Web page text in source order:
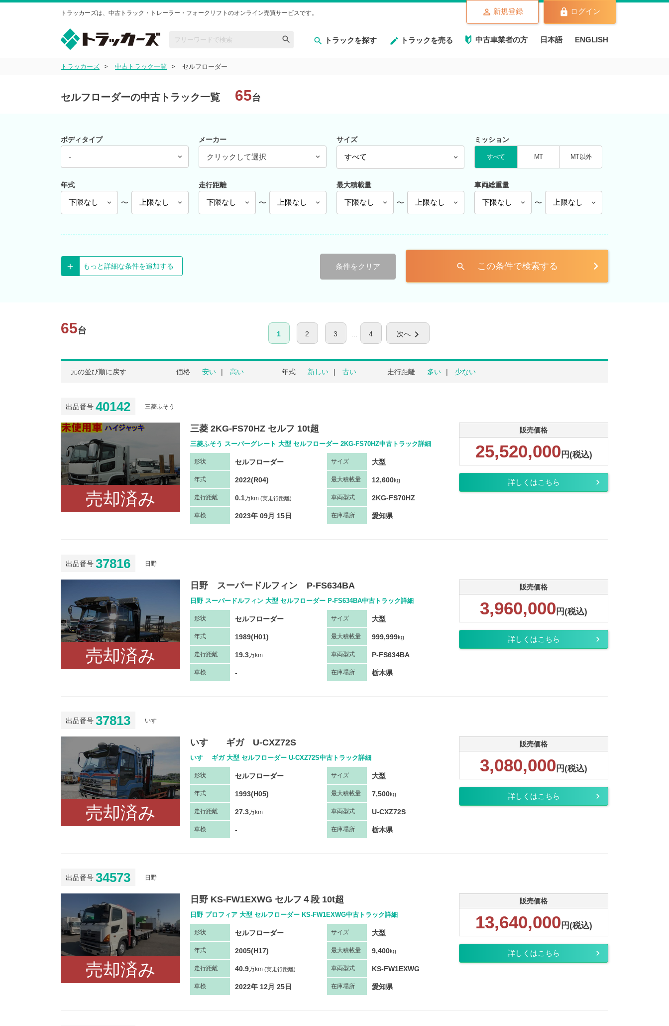
トラッカーズは、中古トラック・トレーラー・フォークリフトのオンライン売買サービスです。
トラックを探す トラックを売る 中古車業者の方 日本語 ENGLISH
新規登録 ログイン
トラッカーズ 中古トラック一覧 セルフローダー
セルフローダーの中古トラック一覧 65台
ボディタイプ
-
メーカー
クリックして選択
サイズ ミッション
すべて MT MT以外
年式
〜
走行距離
〜
最大積載量
〜
車両総重量
〜
もっと詳細な条件を追加する 条件をクリア search この条件で検索する
65台 1 2 3 4 次へchevron_right
元の並び順に戻す 価格 安い 高い 年式 新しい 古い 走行距離 多い 少ない
出品番号 40142 三菱ふそう
売却済み
三菱 2KG-FS70HZ セルフ 10t超
三菱ふそう スーパーグレート 大型 セルフローダー 2KG-FS70HZ中古トラック詳細
形状 セルフローダー サイズ 大型
年式 2022(R04) 最大積載量 12,600kg
走行距離 0.1万km (実走行距離) 車両型式 2KG-FS70HZ
車検 2023年 09月 15日 在庫場所 愛知県
販売価格
25,520,000 円(税込)
詳しくはこちら
出品番号 37816 日野
売却済み
日野 スーパードルフィン P-FS634BA
日野 スーパードルフィン 大型 セルフローダー P-FS634BA中古トラック詳細
形状 セルフローダー サイズ 大型
年式 1989(H01) 最大積載量 999,999kg
走行距離 19.3万km 車両型式 P-FS634BA
車検 - 在庫場所 栃木県
販売価格
3,960,000 円(税込)
詳しくはこちら
出品番号 37813 いすゞ
売却済み
いすゞ ギガ U-CXZ72S
いすゞ ギガ 大型 セルフローダー U-CXZ72S中古トラック詳細
形状 セルフローダー サイズ 大型
年式 1993(H05) 最大積載量 7,500kg
走行距離 27.3万km 車両型式 U-CXZ72S
車検 - 在庫場所 栃木県
販売価格
3,080,000 円(税込)
詳しくはこちら
出品番号 34573 日野
売却済み
日野 KS-FW1EXWG セルフ４段 10t超
日野 プロフィア 大型 セルフローダー KS-FW1EXWG中古トラック詳細
形状 セルフローダー サイズ 大型
年式 2005(H17) 最大積載量 9,400kg
走行距離 40.9万km (実走行距離) 車両型式 KS-FW1EXWG
車検 2022年 12月 25日 在庫場所 愛知県
販売価格
13,640,000 円(税込)
詳しくはこちら